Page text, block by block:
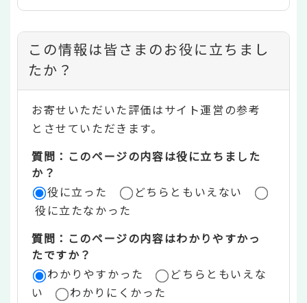
コ
ン
テ
ン
ツ
評
価
リ
ア
この情報は皆さまのお役に立ちまし
たか？
お寄せいただいた評価はサイト運営の参考
とさせていただきます。
質問：このページの内容は役に立ちました
か？
役に立った
どちらともいえない
役に立たなかった
質問：このページの内容はわかりやすかっ
たですか？
わかりやすかった
どちらともいえな
い
わかりにくかった